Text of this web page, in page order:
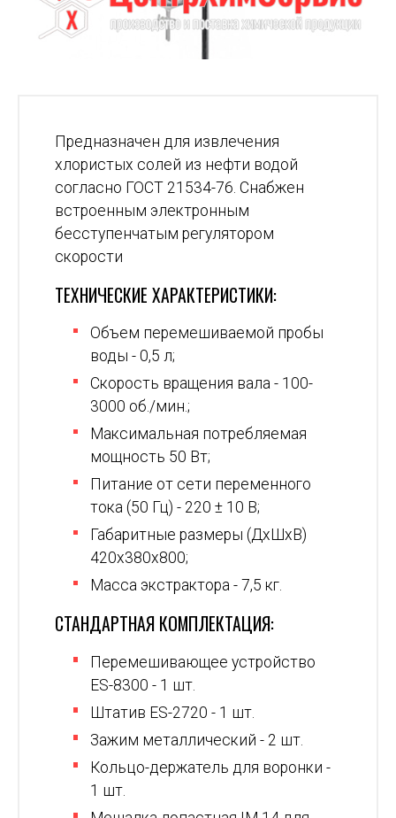
Предназначен для извлечения
хлористых солей из нефти водой
согласно ГОСТ 21534-76. Снабжен
встроенным электронным
бесступенчатым регулятором
скорости
ТЕХНИЧЕСКИЕ ХАРАКТЕРИСТИКИ:
Объем перемешиваемой пробы
воды - 0,5 л;
Скорость вращения вала - 100-
3000 об./мин.;
Максимальная потребляемая
мощность 50 Вт;
Питание от сети переменного
тока (50 Гц) - 220 ± 10 В;
Габаритные размеры (ДxШxВ)
420x380х800;
Масса экстрактора - 7,5 кг.
СТАНДАРТНАЯ КОМПЛЕКТАЦИЯ:
Перемешивающее устройство
ES-8300 - 1 шт.
Штатив ES-2720 - 1 шт.
Зажим металлический - 2 шт.
Кольцо-держатель для воронки -
1 шт.